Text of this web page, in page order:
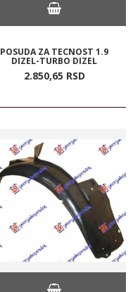
POSUDA ZA TECNOST 1.9
DIZEL-TURBO DIZEL
2.850,65 RSD